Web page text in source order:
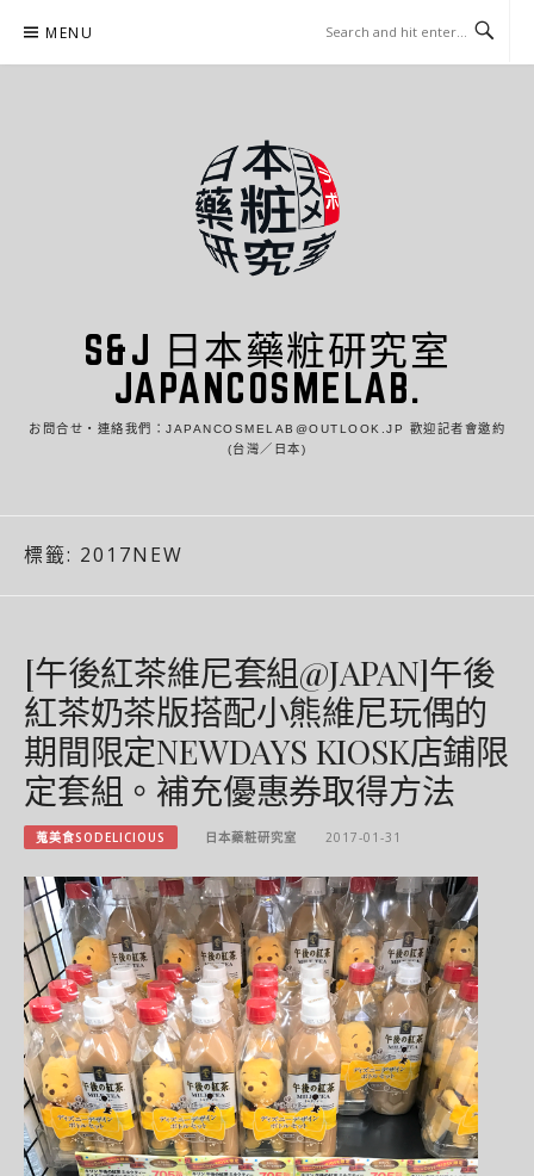
content
MENU
S&J 日本藥粧研究室
JAPANCOSMELAB.
お問合せ・連絡我們：JAPANCOSMELAB@OUTLOOK.JP 歡迎記者會邀約
(台灣／日本)
標籤: 2017NEW
[午後紅茶維尼套組@JAPAN]午後
紅茶奶茶版搭配小熊維尼玩偶的
期間限定NEWDAYS KIOSK店鋪限
定套組。補充優惠券取得方法
蒐美食SODELICIOUS 日本藥粧研究室 2017-01-31